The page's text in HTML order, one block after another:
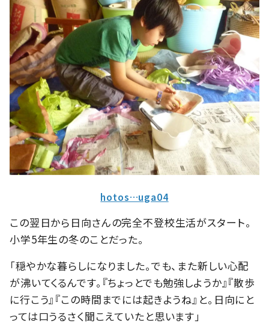
hotos…uga04
この翌日から日向さんの完全不登校生活がスタート。
小学5年生の冬のことだった。
「穏やかな暮らしになりました。でも、また新しい心配
が沸いてくるんです。『ちょっとでも勉強しようか』『散歩
に行こう』『この時間までには起きようね』と。日向にと
っては口うるさく聞こえていたと思います」